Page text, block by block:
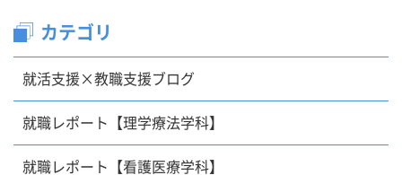
カテゴリ
就活支援×教職支援ブログ
就職レポート【理学療法学科】
就職レポート【看護医療学科】